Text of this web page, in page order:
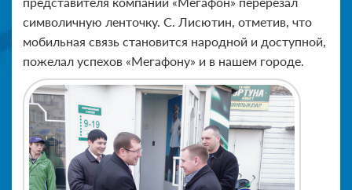
символичную ленточку. С. Лисютин, отметив, что
мобильная связь становится народной и доступной,
пожелал успехов «Мегафону» и в нашем городе.